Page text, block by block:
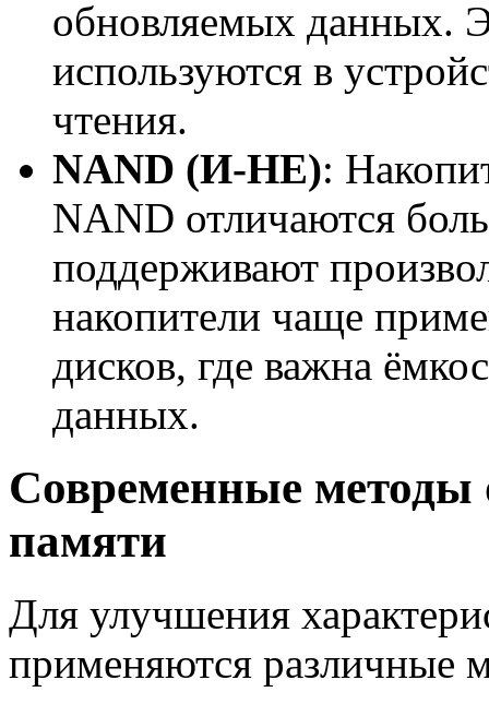
обновляемых данных.
используются в
чтения.
NAND (И-НЕ):
NAND отличаются
поддерживают
накопители чаще
дисков, где важна
данных.
Современные
памяти
Для улучшения
применяются различные